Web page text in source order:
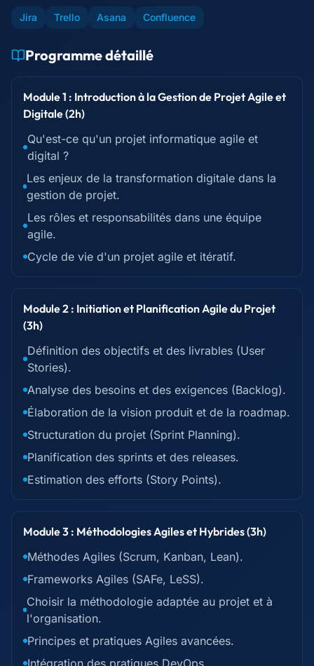
Jira Trello Asana Confluence
Programme détaillé
Module 1 : Introduction à la Gestion de Projet Agile et
Digitale (2h)
Qu'est-ce qu'un projet informatique agile et
digital ?
Les enjeux de la transformation digitale dans la
gestion de projet.
Les rôles et responsabilités dans une équipe
agile.
Cycle de vie d'un projet agile et itératif.
Module 2 : Initiation et Planification Agile du Projet
(3h)
Définition des objectifs et des livrables (User
Stories).
Analyse des besoins et des exigences (Backlog).
Élaboration de la vision produit et de la roadmap.
Structuration du projet (Sprint Planning).
Planification des sprints et des releases.
Estimation des efforts (Story Points).
Module 3 : Méthodologies Agiles et Hybrides (3h)
Méthodes Agiles (Scrum, Kanban, Lean).
Frameworks Agiles (SAFe, LeSS).
Choisir la méthodologie adaptée au projet et à
l'organisation.
Principes et pratiques Agiles avancées.
Intégration des pratiques DevOps.